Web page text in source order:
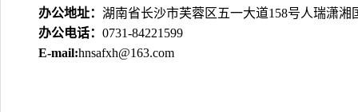
办公地址： 湖南省长沙市芙蓉区五一大道158号人瑞潇湘
办公电话： 0731-84221599
E-mail:hnsafxh@163.com